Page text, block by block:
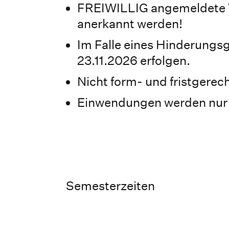
FREIWILLIG
anerkannt werden!
Im Falle eines
23.11.2026 erfolgen.
Nicht form- und
Einwendungen werden
Semesterzeiten